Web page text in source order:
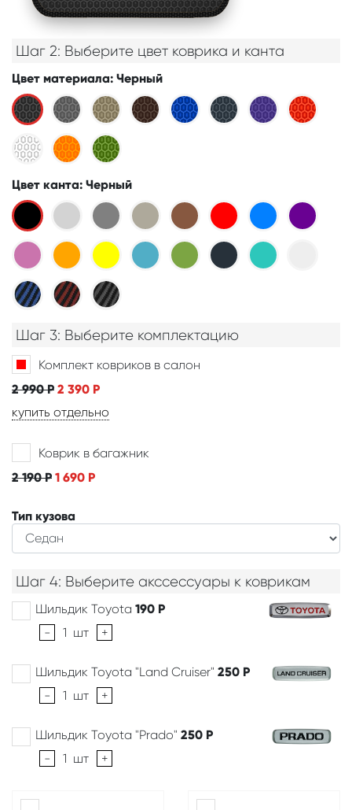
Шаг 2: Выберите цвет коврика и канта
Цвет материала: Черный
Цвет канта: Черный
Шаг 3: Выберите комплектацию
Комплект ковриков в салон
2 990Р 2 390 Р
купить отдельно
Коврик в багажник
2 190Р 1 690 Р
Тип кузова
Шаг 4: Выберите акссессуары к коврикам
Шильдик Toyota 190 Р
-
1 шт +
Шильдик Toyota "Land Cruiser" 250 Р
-
1 шт +
Шильдик Toyota "Prado" 250 Р
-
1 шт +